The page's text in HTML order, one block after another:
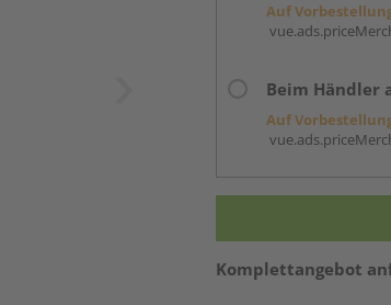
Auf
Beim Händler
Auf
Komplettangebot